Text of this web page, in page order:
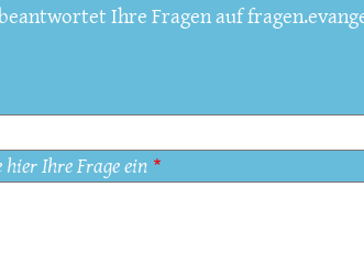
Ihre Fragen auf
hier Ihre Frage ein